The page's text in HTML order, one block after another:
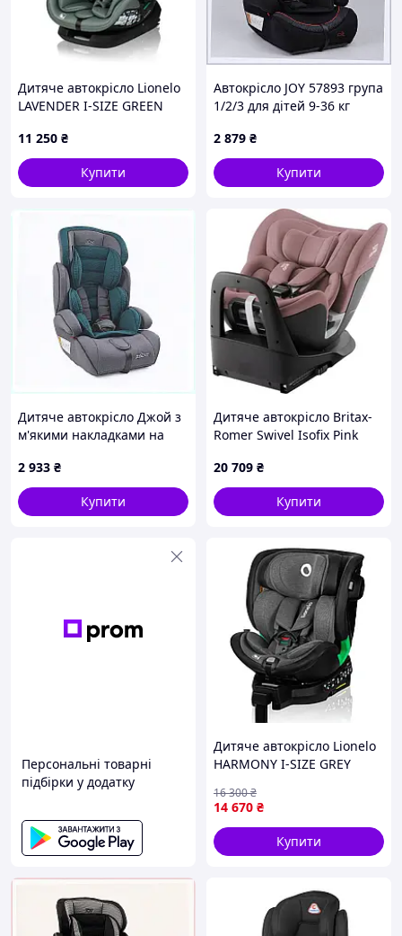
Дитяче автокрісло Lionelo
LAVENDER I-SIZE GREEN
11 250 ₴
Купити
Автокрісло JOY 57893 група
1/2/3 для дітей 9-36 кг
2 879 ₴
Купити
Дитяче автокрісло Джой з
м'якими накладками на
2 933 ₴
Купити
Дитяче автокрісло Britax-
Romer Swivel Isofix Pink
20 709 ₴
Купити
Персональні товарні
підбірки у додатку
Дитяче автокрісло Lionelo
HARMONY I-SIZE GREY
14 670 ₴
16 300₴
Купити